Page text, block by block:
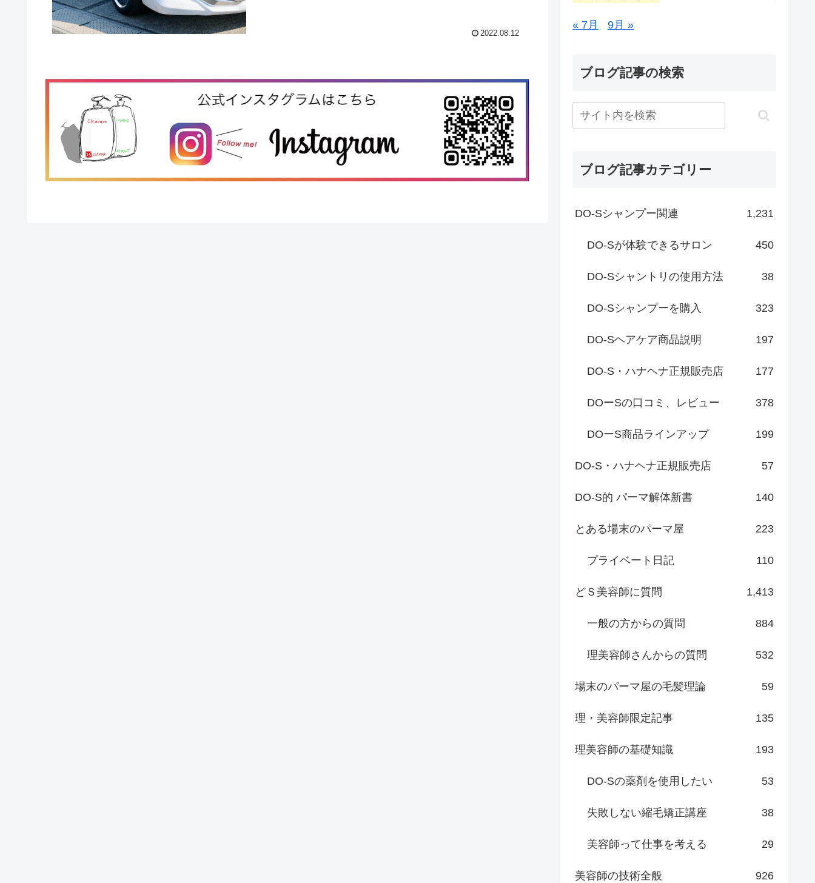
2022.08.12
« 7月 9月 »
ブログ記事の検索
ブログ記事カテゴリー
DO-Sシャンプー関連 1,231
DO-Sが体験できるサロン 450
DO-Sシャントリの使用方法 38
DO-Sシャンプーを購入 323
DO-Sヘアケア商品説明 197
DO-S・ハナヘナ正規販売店 177
DOーSの口コミ、レビュー 378
DOーS商品ラインアップ 199
DO-S・ハナヘナ正規販売店 57
DO-S的 パーマ解体新書 140
とある場末のパーマ屋 223
プライベート日記 110
どＳ美容師に質問 1,413
一般の方からの質問 884
理美容師さんからの質問 532
場末のパーマ屋の毛髪理論 59
理・美容師限定記事 135
理美容師の基礎知識 193
DO-Sの薬剤を使用したい 53
失敗しない縮毛矯正講座 38
美容師って仕事を考える 29
美容師の技術全般 926